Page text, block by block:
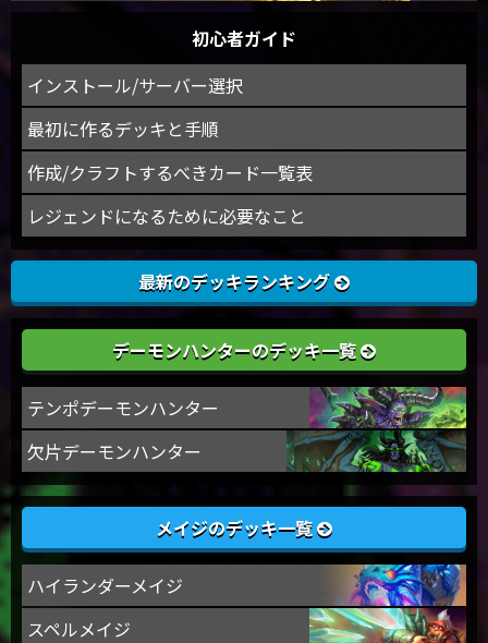
初心者ガイド
インストール/サーバー選択
最初に作るデッキと手順
作成/クラフトするべきカード一覧表
レジェンドになるために必要なこと
最新のデッキランキング
デーモンハンターのデッキ一覧
テンポデーモンハンター
欠片デーモンハンター
メイジのデッキ一覧
ハイランダーメイジ
スペルメイジ